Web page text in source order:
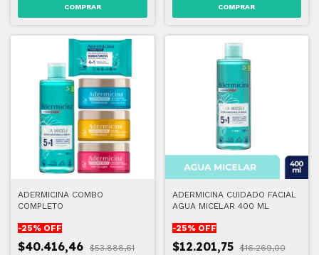
ADERMICINA COMBO
COMPLETO
-25% OFF
$40.416,46
$53.888,61
ADERMICINA CUIDADO FACIAL
AGUA MICELAR 400 ML
-25% OFF
$12.201,75
$16.269,00